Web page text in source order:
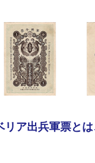
リア出兵軍票と